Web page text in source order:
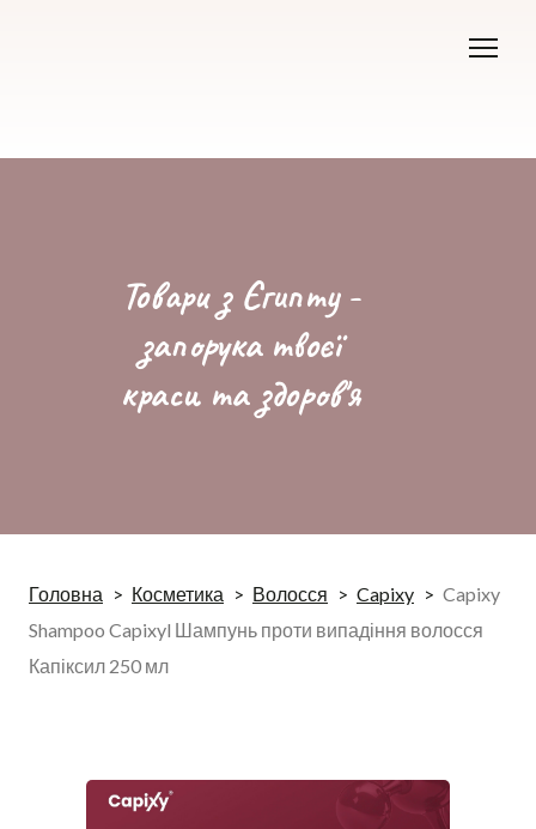
Товари з Єгипту -
запорука твоєї
краси та здоров'я
Головна Косметика Волосся Capixy
Capixy
Shampoo Capixyl Шампунь проти випадіння волосся
Капіксил 250 мл